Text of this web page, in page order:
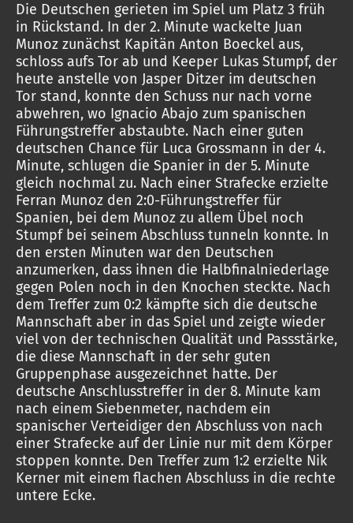
Die Deutschen gerieten im Spiel um Platz 3 früh
in Rückstand. In der 2. Minute wackelte Juan
Munoz zunächst Kapitän Anton Boeckel aus,
schloss aufs Tor ab und Keeper Lukas Stumpf, der
heute anstelle von Jasper Ditzer im deutschen
Tor stand, konnte den Schuss nur nach vorne
abwehren, wo Ignacio Abajo zum spanischen
Führungstreffer abstaubte. Nach einer guten
deutschen Chance für Luca Grossmann in der 4.
Minute, schlugen die Spanier in der 5. Minute
gleich nochmal zu. Nach einer Strafecke erzielte
Ferran Munoz den 2:0-Führungstreffer für
Spanien, bei dem Munoz zu allem Übel noch
Stumpf bei seinem Abschluss tunneln konnte. In
den ersten Minuten war den Deutschen
anzumerken, dass ihnen die Halbfinalniederlage
gegen Polen noch in den Knochen steckte. Nach
dem Treffer zum 0:2 kämpfte sich die deutsche
Mannschaft aber in das Spiel und zeigte wieder
viel von der technischen Qualität und Passstärke,
die diese Mannschaft in der sehr guten
Gruppenphase ausgezeichnet hatte. Der
deutsche Anschlusstreffer in der 8. Minute kam
nach einem Siebenmeter, nachdem ein
spanischer Verteidiger den Abschluss von nach
einer Strafecke auf der Linie nur mit dem Körper
stoppen konnte. Den Treffer zum 1:2 erzielte Nik
Kerner mit einem flachen Abschluss in die rechte
untere Ecke.